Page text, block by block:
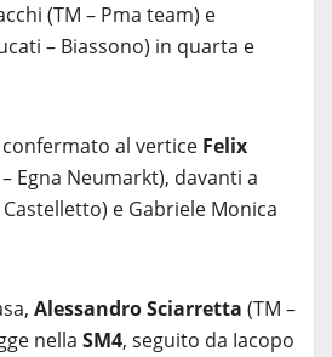
(TM – Pma team) e
– Biassono) in quarta e
confermato al vertice Felix
Egna Neumarkt), davanti a
e Gabriele Monica
Alessandro Sciarretta (TM –
nella SM4, seguito da Iacopo